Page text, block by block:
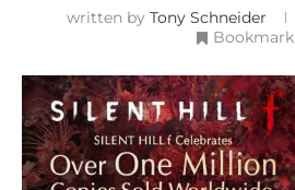
written by Tony Schneider
Bookmark